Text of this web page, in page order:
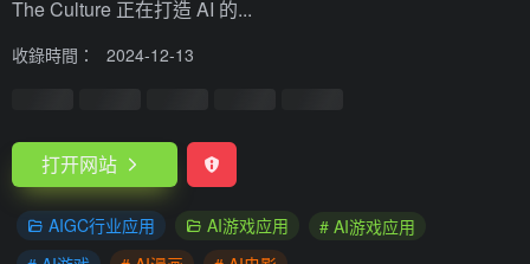
The Culture 正在打造 AI 的...
收錄時間： 2024-12-13
打开网站
AIGC行业应用 AI游戏应用
# AI游戏应用